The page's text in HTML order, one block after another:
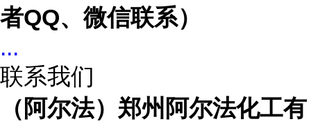
者QQ、微信联系）
...
联系我们
（阿尔法）郑州阿尔法化工有